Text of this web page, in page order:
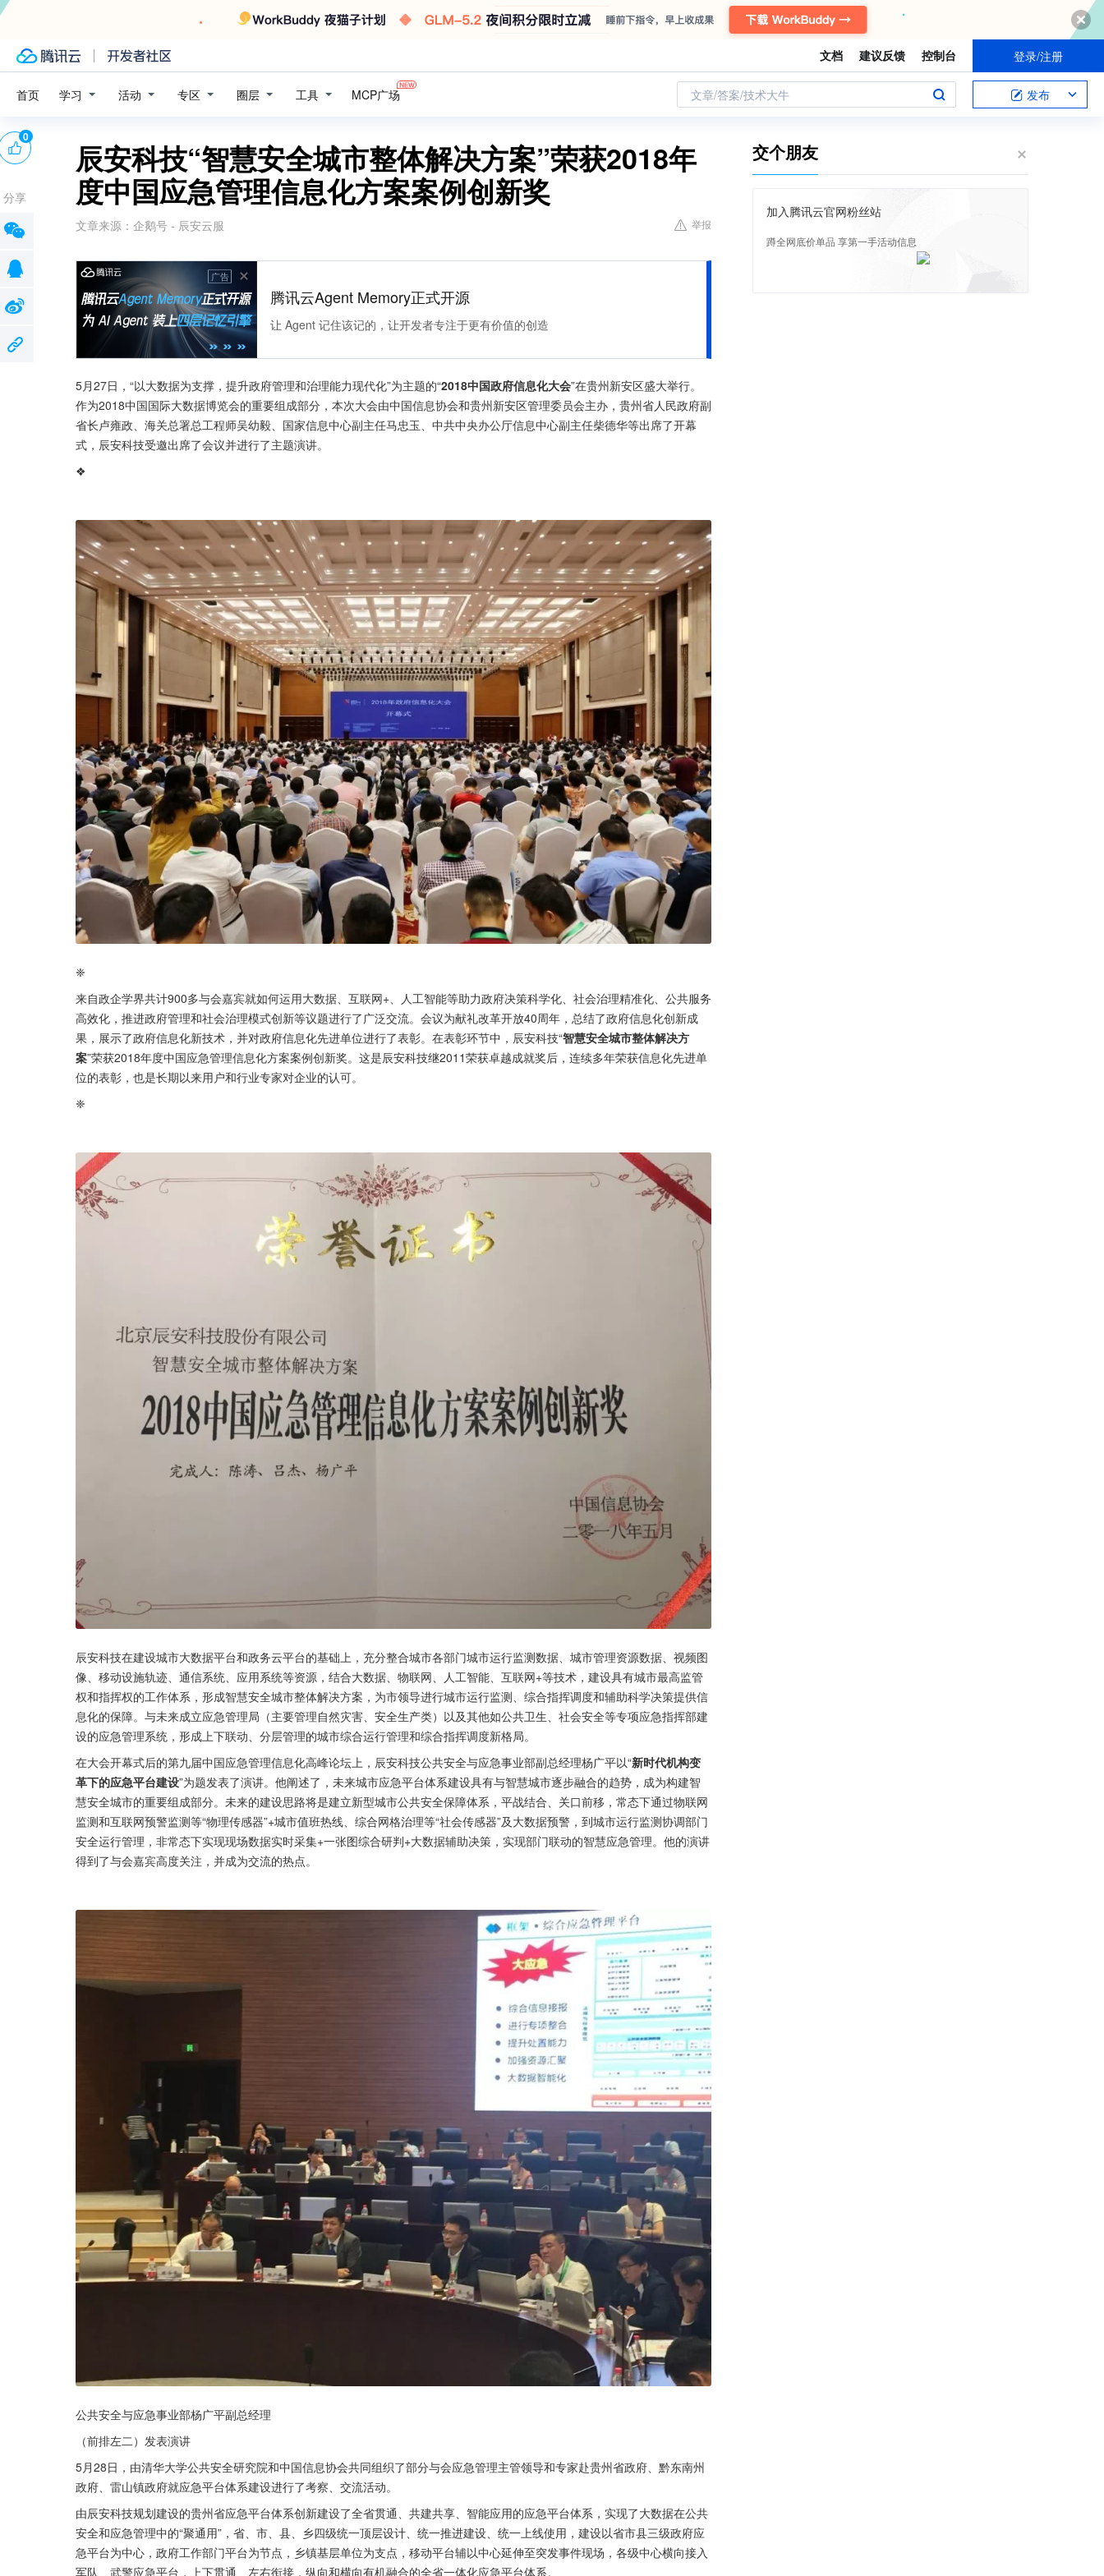
文档 建议反馈 控制台 登录/注册
首页 学习 活动 专区 圈层 工具 MCP广场 文章/答案/技术大牛 发布
辰安科技“智慧安全城市整体解决方案”荣获2018年
度中国应急管理信息化方案案例创新奖
文章来源： 企鹅号 - 辰安云服 举报
广告
腾讯云Agent Memory正式开源
让 Agent 记住该记的，让开发者专注于更有价值的创造
5月27日，“以大数据为支撑，提升政府管理和治理能力现代化”为主题的“2018中国政府信息化大会”在贵州新安区盛大举行。
作为2018中国国际大数据博览会的重要组成部分，本次大会由中国信息协会和贵州新安区管理委员会主办，贵州省人民政府副
省长卢雍政、海关总署总工程师吴幼毅、国家信息中心副主任马忠玉、中共中央办公厅信息中心副主任柴德华等出席了开幕
式，辰安科技受邀出席了会议并进行了主题演讲。
❖
❈
来自政企学界共计900多与会嘉宾就如何运用大数据、互联网+、人工智能等助力政府决策科学化、社会治理精准化、公共服务
高效化，推进政府管理和社会治理模式创新等议题进行了广泛交流。会议为献礼改革开放40周年，总结了政府信息化创新成
果，展示了政府信息化新技术，并对政府信息化先进单位进行了表彰。在表彰环节中，辰安科技“智慧安全城市整体解决方
案”荣获2018年度中国应急管理信息化方案案例创新奖。这是辰安科技继2011荣获卓越成就奖后，连续多年荣获信息化先进单
位的表彰，也是长期以来用户和行业专家对企业的认可。
❈
辰安科技在建设城市大数据平台和政务云平台的基础上，充分整合城市各部门城市运行监测数据、城市管理资源数据、视频图
像、移动设施轨迹、通信系统、应用系统等资源，结合大数据、物联网、人工智能、互联网+等技术，建设具有城市最高监管
权和指挥权的工作体系，形成智慧安全城市整体解决方案，为市领导进行城市运行监测、综合指挥调度和辅助科学决策提供信
息化的保障。与未来成立应急管理局（主要管理自然灾害、安全生产类）以及其他如公共卫生、社会安全等专项应急指挥部建
设的应急管理系统，形成上下联动、分层管理的城市综合运行管理和综合指挥调度新格局。
在大会开幕式后的第九届中国应急管理信息化高峰论坛上，辰安科技公共安全与应急事业部副总经理杨广平以“新时代机构变
革下的应急平台建设”为题发表了演讲。他阐述了，未来城市应急平台体系建设具有与智慧城市逐步融合的趋势，成为构建智
慧安全城市的重要组成部分。未来的建设思路将是建立新型城市公共安全保障体系，平战结合、关口前移，常态下通过物联网
监测和互联网预警监测等“物理传感器”+城市值班热线、综合网格治理等“社会传感器”及大数据预警，到城市运行监测协调部门
安全运行管理，非常态下实现现场数据实时采集+一张图综合研判+大数据辅助决策，实现部门联动的智慧应急管理。他的演讲
得到了与会嘉宾高度关注，并成为交流的热点。
公共安全与应急事业部杨广平副总经理
（前排左二）发表演讲
5月28日，由清华大学公共安全研究院和中国信息协会共同组织了部分与会应急管理主管领导和专家赴贵州省政府、黔东南州
政府、雷山镇政府就应急平台体系建设进行了考察、交流活动。
由辰安科技规划建设的贵州省应急平台体系创新建设了全省贯通、共建共享、智能应用的应急平台体系，实现了大数据在公共
安全和应急管理中的“聚通用”，省、市、县、乡四级统一顶层设计、统一推进建设、统一上线使用，建设以省市县三级政府应
急平台为中心，政府工作部门平台为节点，乡镇基层单位为支点，移动平台辅以中心延伸至突发事件现场，各级中心横向接入
军队、武警应急平台，上下贯通、左右衔接，纵向和横向有机融合的全省一体化应急平台体系。
0
分享
交个朋友
加入腾讯云官网粉丝站
蹲全网底价单品 享第一手活动信息